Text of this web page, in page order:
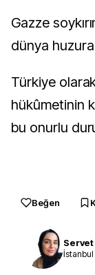
Gazze
dünya
Türkiye
hükûmetinin
bu onurlu
Beğen
İstanbul